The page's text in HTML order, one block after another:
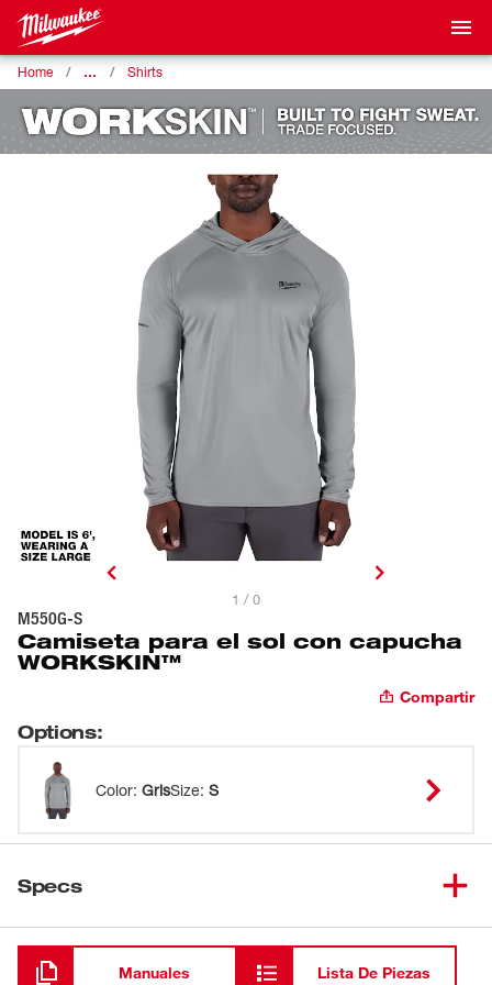
Home … Shirts
1 / 0
M550G-S
Camiseta para el sol con capucha
WORKSKIN™
Compartir
Options:
Color: GrisSize: S
Specs
Cargando
Manuales Lista De Piezas